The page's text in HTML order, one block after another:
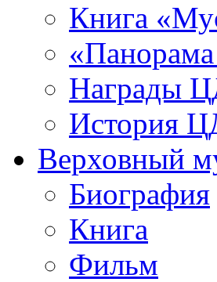
Книга
Награды
История
Верховный
Биография
Книга
Фильм